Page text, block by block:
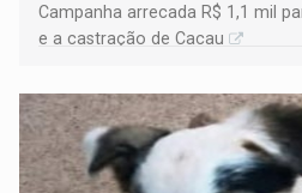
Campanha arrecada R$ 1,1 mil
e a castração de Cacau